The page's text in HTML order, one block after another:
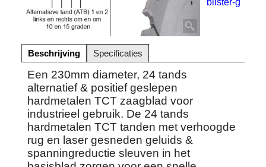
Beschrijving Specificaties
Een 230mm diameter, 24 tands
alternatief & positief geslepen
hardmetalen TCT zaagblad voor
industrieel gebruik. De 24 tands
hardmetalen TCT tanden met verhoogde
rug en laser gesneden geluids &
spanningreductie sleuven in het